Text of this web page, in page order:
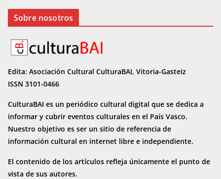
Sobre nosotros
Edita: Asociación Cultural CulturaBAI, Vitoria-Gasteiz
ISSN 3101-0466
CulturaBAI es un periódico cultural digital que se dedica a
informar y cubrir eventos culturales en el País Vasco.
Nuestro objetivo es ser un sitio de referencia de
información cultural en internet libre e independiente.
El contenido de los artículos refleja únicamente el punto de
vista de sus autores.